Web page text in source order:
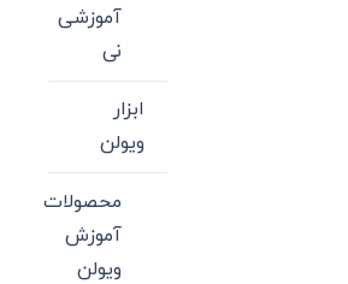
آموزشی
نی
ابزار
ویولن
محصولات
آموزش
ویولن